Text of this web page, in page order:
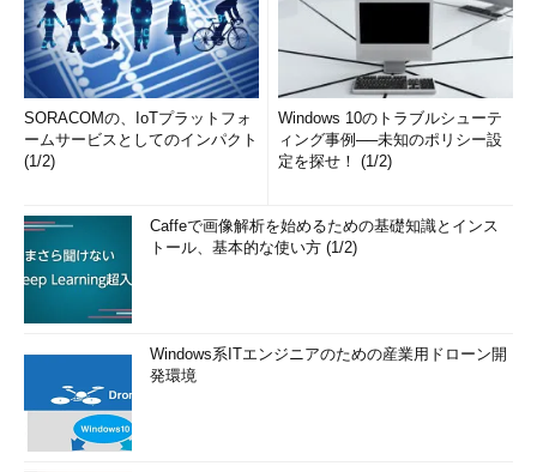
SORACOMの、IoTプラットフォ
ームサービスとしてのインパクト
(1/2)
Windows 10のトラブルシューテ
ィング事例──未知のポリシー設
定を探せ！ (1/2)
Caffeで画像解析を始めるための基礎知識とインス
トール、基本的な使い方 (1/2)
Windows系ITエンジニアのための産業用ドローン開
発環境